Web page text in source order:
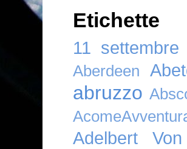
Etichette
11 settembre
Aberdeen
abruzzo
Adelbert